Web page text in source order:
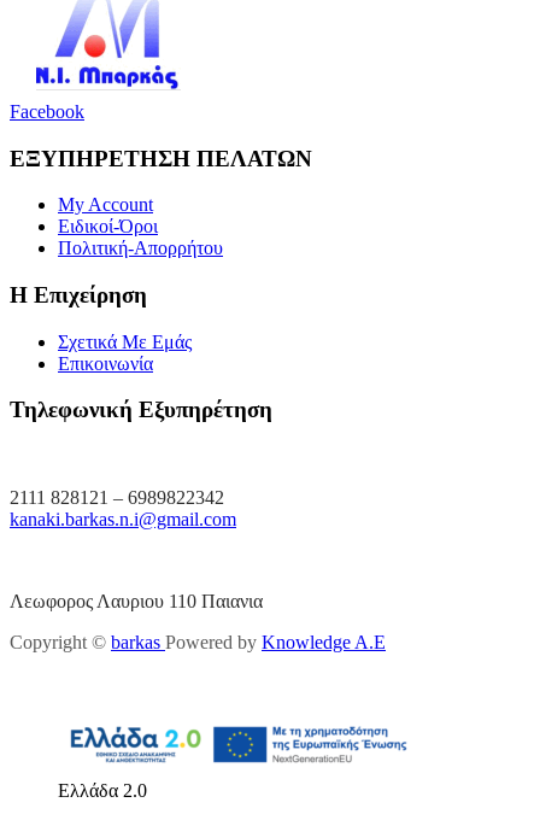
Facebook
ΕΞΥΠΗΡΕΤΗΣΗ ΠΕΛΑΤΩΝ
My Account
Ειδικοί-Όροι
Πολιτική-Απορρήτου
Η Επιχείρηση
Σχετικά Με Εμάς
Επικοινωνία
Τηλεφωνική Εξυπηρέτηση
2111 828121 – 6989822342
kanaki.barkas.n.i@gmail.com
Λεωφορος Λαυριου 110 Παιανια
Copyright © barkas Powered by Knowledge A.E
Ελλάδα 2.0